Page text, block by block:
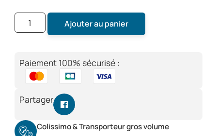
Ajouter au panier
Paiement 100% sécurisé :
Partager
Colissimo & Transporteur gros volume